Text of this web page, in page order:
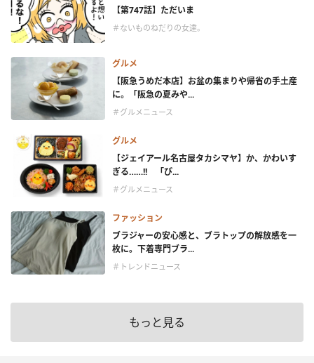
【第747話】ただいま
＃ないものねだりの女達。
グルメ
【阪急うめだ本店】お盆の集まりや帰省の手土産
に。「阪急の夏みや...
＃グルメニュース
グルメ
【ジェイアール名古屋タカシマヤ】か、かわいす
ぎる……!! 「ぴ...
＃グルメニュース
ファッション
ブラジャーの安心感と、ブラトップの解放感を一
枚に。下着専門ブラ...
＃トレンドニュース
もっと見る